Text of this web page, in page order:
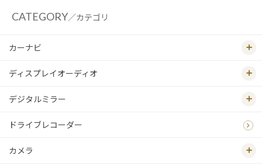
CATEGORY／カテゴリ
カーナビ
ディスプレイオーディオ
デジタルミラー
ドライブレコーダー
カメラ